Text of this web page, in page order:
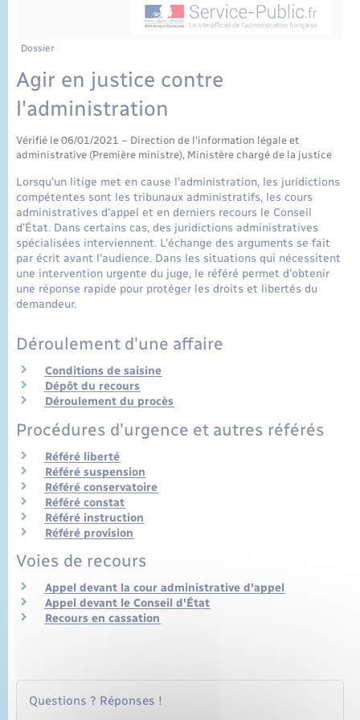
Dossier
Agir en justice contre
l'administration
Vérifié le 06/01/2021 – Direction de l'information légale et
administrative (Première ministre), Ministère chargé de la justice
Lorsqu'un litige met en cause l'administration, les juridictions
compétentes sont les tribunaux administratifs, les cours
administratives d'appel et en derniers recours le Conseil
d'État. Dans certains cas, des juridictions administratives
spécialisées interviennent. L'échange des arguments se fait
par écrit avant l'audience. Dans les situations qui nécessitent
une intervention urgente du juge, le référé permet d'obtenir
une réponse rapide pour protéger les droits et libertés du
demandeur.
Déroulement d'une affaire
Conditions de saisine
Dépôt du recours
Déroulement du procès
Procédures d'urgence et autres référés
Référé liberté
Référé suspension
Référé conservatoire
Référé constat
Référé instruction
Référé provision
Voies de recours
Appel devant la cour administrative d'appel
Appel devant le Conseil d'État
Recours en cassation
Questions ? Réponses !